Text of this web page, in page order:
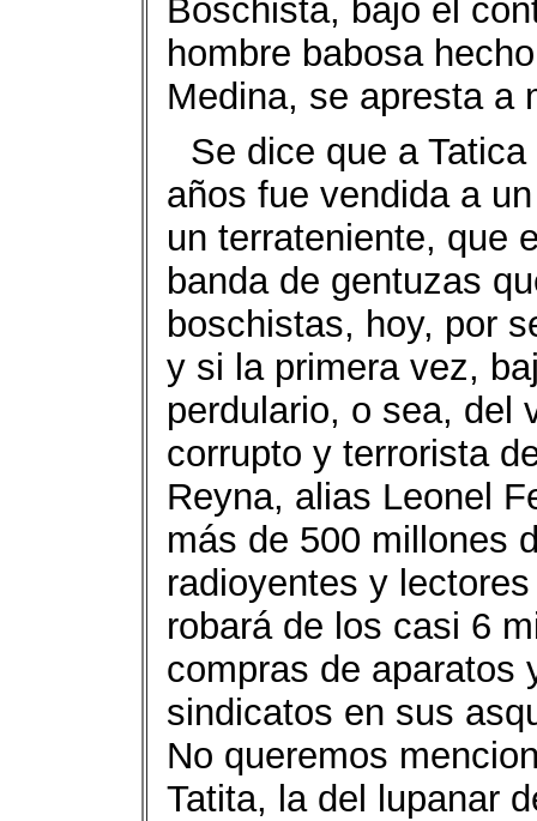
Boschista, bajo el
hombre babosa
Medina, se apresta a
Se dice que a
años fue vendida a
un terrateniente, que
banda de gentuzas
boschistas, hoy, por
y si la primera vez,
perdulario, o sea, del
corrupto y terrorista
Reyna, alias Leonel
más de 500 millones
radioyentes y
robará de los casi 6
compras de aparatos
sindicatos en sus
No queremos
Tatita, la del lupanar